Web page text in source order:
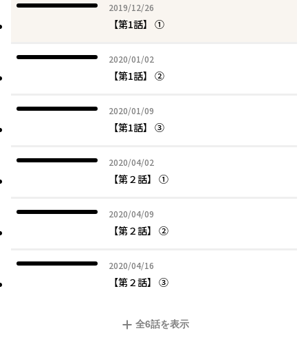
2019/12/26
2019年12月26日
【第1話】 ①
2020/01/02
2020年01月02日
【第1話】 ②
2020/01/09
2020年01月09日
【第1話】 ③
2020/04/02
2020年04月02日
【第２話】 ①
2020/04/09
2020年04月09日
【第２話】 ②
2020/04/16
2020年04月16日
【第２話】 ③
全6話を表示